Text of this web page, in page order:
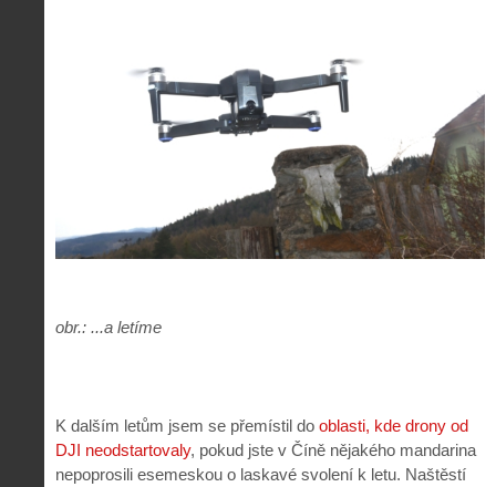
obr.: ...a letíme
K dalším letům jsem se přemístil do oblasti, kde drony od
DJI neodstartovaly, pokud jste v Číně nějakého mandarina
nepoprosili esemeskou o laskavé svolení k letu. Naštěstí